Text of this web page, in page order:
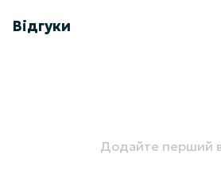
Відгуки
Додайте перший